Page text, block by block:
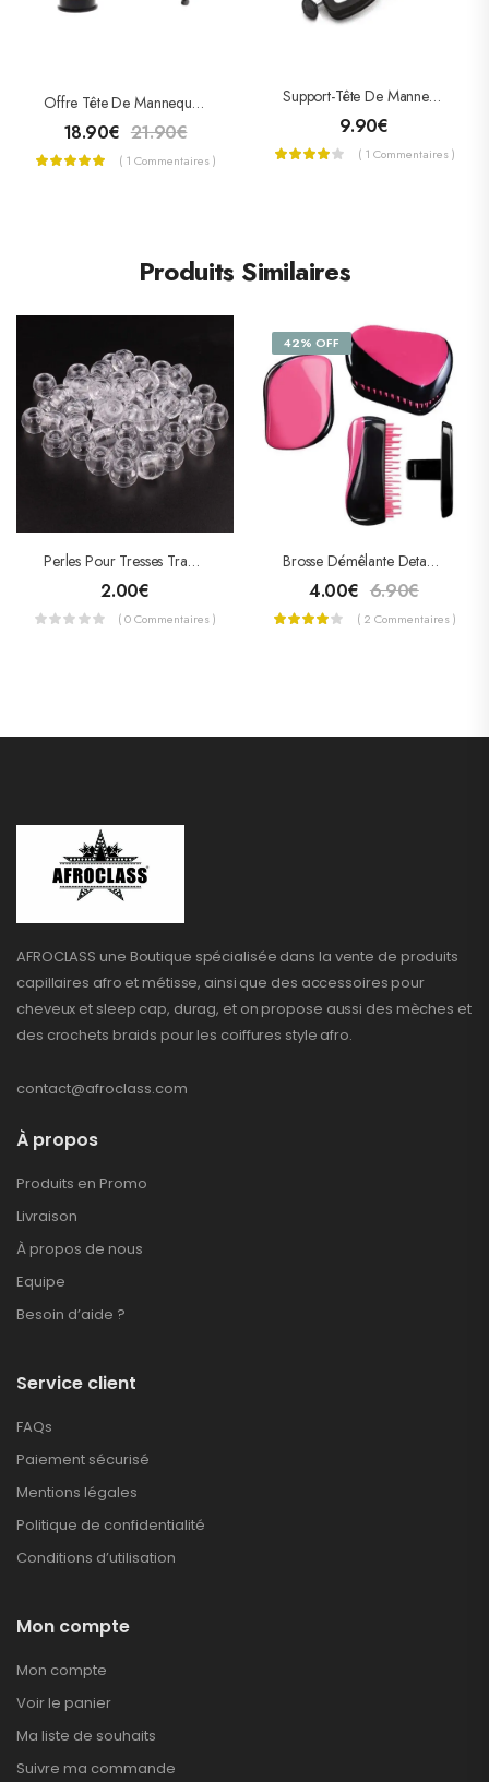
Offre Tête De Mannequin + Support De Fixation
18.90€ 21.90€
( 1 Commentaires )
Support-Tête De Mannequin Amovible
9.90€
( 1 Commentaires )
Produits Similaires
Perles Pour Tresses Translucides Transparentes
2.00€
( 0 Commentaires )
42% OFF
Brosse Démêlante Detangling HairBrush
4.00€ 6.90€
( 2 Commentaires )
AFROCLASS une Boutique spécialisée dans la vente de produits
capillaires afro et métisse, ainsi que des accessoires pour
cheveux et sleep cap, durag, et on propose aussi des mèches et
des crochets braids pour les coiffures style afro.
contact@afroclass.com
À propos
Produits en Promo
Livraison
À propos de nous
Equipe
Besoin d’aide ?
Service client
FAQs
Paiement sécurisé
Mentions légales
Politique de confidentialité
Conditions d’utilisation
Mon compte
Mon compte
Voir le panier
Ma liste de souhaits
Suivre ma commande